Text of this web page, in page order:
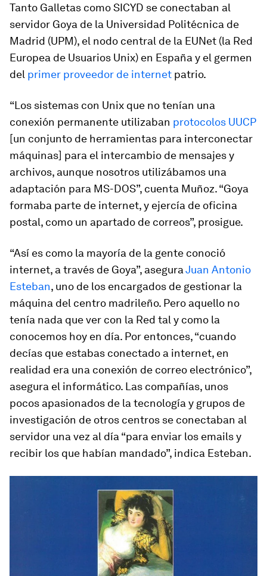
Tanto Galletas como SICYD se conectaban al
servidor Goya de la Universidad Politécnica de
Madrid (UPM), el nodo central de la EUNet (la Red
Europea de Usuarios Unix) en España y el germen
del primer proveedor de internet patrio.
“Los sistemas con Unix que no tenían una
conexión permanente utilizaban protocolos UUCP
[un conjunto de herramientas para interconectar
máquinas] para el intercambio de mensajes y
archivos, aunque nosotros utilizábamos una
adaptación para MS-DOS”, cuenta Muñoz. “Goya
formaba parte de internet, y ejercía de oficina
postal, como un apartado de correos”, prosigue.
“Así es como la mayoría de la gente conoció
internet, a través de Goya”, aseguraJuan Antonio
Esteban, uno de los encargados de gestionar la
máquina del centro madrileño. Pero aquello no
tenía nada que ver con la Red tal y como la
conocemos hoy en día. Por entonces, “cuando
decías que estabas conectado a internet, en
realidad era una conexión de correo electrónico”,
asegura el informático. Las compañías, unos
pocos apasionados de la tecnología y grupos de
investigación de otros centros se conectaban al
servidor una vez al día “para enviar los emails y
recibir los que habían mandado”, indica Esteban.